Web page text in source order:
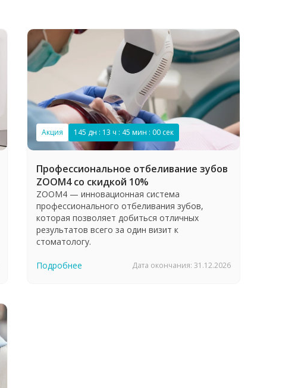
Акция 145 дн : 13 ч : 44 мин : 59 сек
Профессиональное отбеливание зубов
ZOOM4 со скидкой 10%
ZOOM4 — инновационная система
профессионального отбеливания зубов,
которая позволяет добиться отличных
результатов всего за один визит к
стоматологу.
Подробнее Дата окончания: 31.12.2026